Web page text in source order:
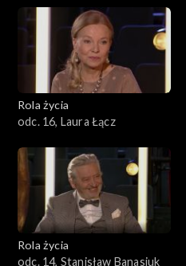
Rola życia
odc. 16, Laura Łącz
Rola życia
odc. 14, Stanisław Banasiuk